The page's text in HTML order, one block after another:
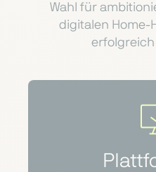
Wahl für
digitalen Home-
erfolgreich